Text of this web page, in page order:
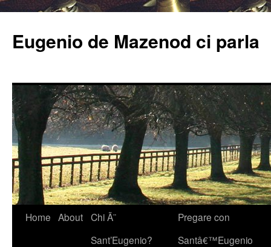
Eugenio de Mazenod ci parla
Home About Chi Ã¨
Sant’Eugenio?
Pregare con
Santâ€™Eugenio